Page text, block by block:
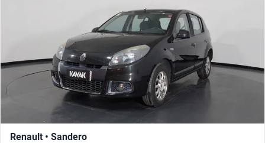
Renault • Sandero